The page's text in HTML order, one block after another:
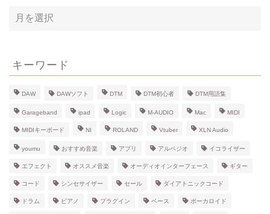
ア
ー
ブ
キーワード
DAW DAWソフト DTM DTM初心者 DTM用語集
Garageband ipad Logic M-AUDIO Mac MIDI
MIDIキーボード NI ROLAND Vtuber XLN Audio
youmu おすすめ音楽 アプリ アルペジオ イコライザー
エフェクト オススメ音楽 オーディオインターフェース ギター
コード シンセサイザー セール ダイアトニックコード
ドラム ピアノ プラグイン ベース ボーカロイド